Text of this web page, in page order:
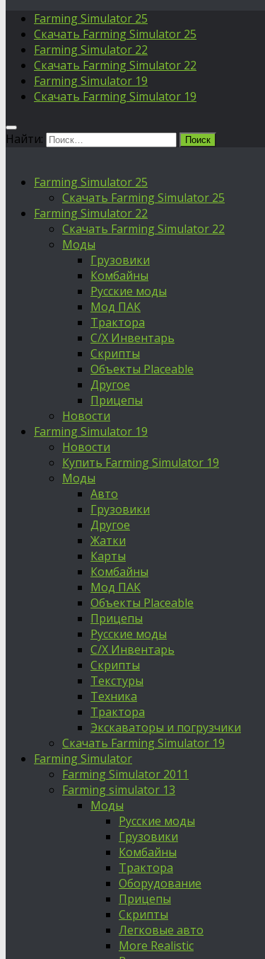
Farming Simulator 25
Скачать Farming Simulator 25
Farming Simulator 22
Скачать Farming Simulator 22
Farming Simulator 19
Скачать Farming Simulator 19
Найти:
Farming Simulator 25
Скачать Farming Simulator 25
Farming Simulator 22
Скачать Farming Simulator 22
Моды
Грузовики
Комбайны
Русские моды
Мод ПАК
Трактора
С/Х Инвентарь
Скрипты
Объекты Placeable
Другое
Прицепы
Новости
Farming Simulator 19
Новости
Купить Farming Simulator 19
Моды
Авто
Грузовики
Другое
Жатки
Карты
Комбайны
Мод ПАК
Объекты Placeable
Прицепы
Русские моды
С/Х Инвентарь
Скрипты
Текстуры
Техника
Трактора
Экскаваторы и погрузчики
Скачать Farming Simulator 19
Farming Simulator
Farming Simulator 2011
Farming simulator 13
Моды
Русские моды
Грузовики
Комбайны
Трактора
Оборудование
Прицепы
Скрипты
Легковые авто
More Realistic